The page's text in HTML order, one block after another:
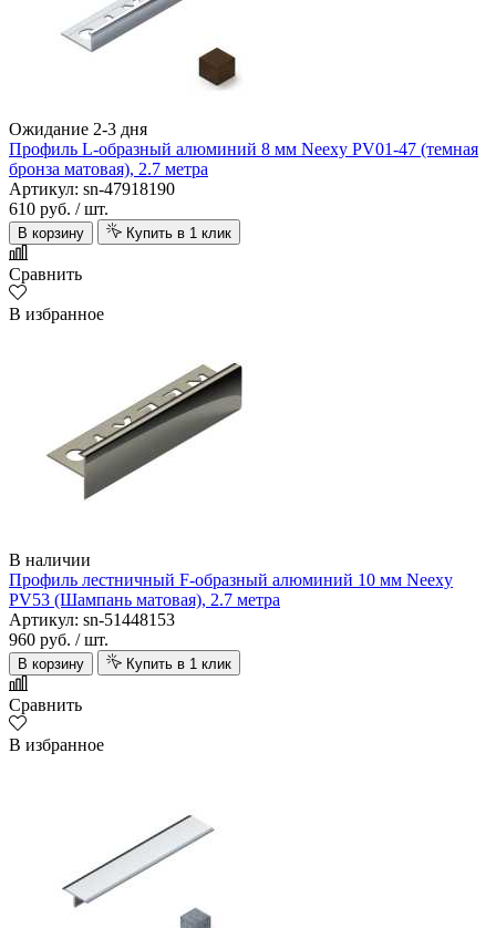
Ожидание 2-3 дня
Профиль L-образный алюминий 8 мм Neexy PV01-47 (темная
бронза матовая), 2.7 метра
Артикул: sn-47918190
610 руб. / шт.
В корзину Купить в 1 клик
Сравнить
В избранное
В наличии
Профиль лестничный F-образный алюминий 10 мм Neexy
PV53 (Шампань матовая), 2.7 метра
Артикул: sn-51448153
960 руб. / шт.
В корзину Купить в 1 клик
Сравнить
В избранное